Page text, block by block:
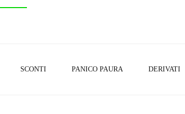
SCONTI PANICO PAURA DERIVATI